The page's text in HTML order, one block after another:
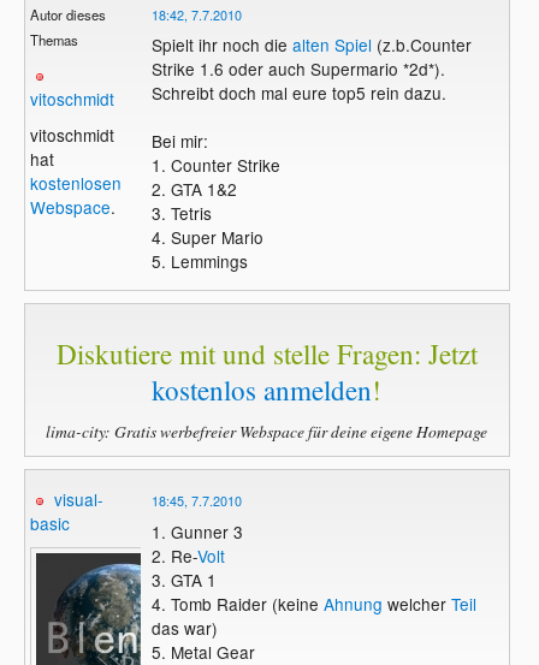
Autor dieses
Themas
vitoschmidt
vitoschmidt
hat
kostenlosen
Webspace.
18:42, 7.7.2010
Spielt ihr noch die alten Spiel (z.b.Counter
Strike 1.6 oder auch Supermario *2d*).
Schreibt doch mal eure top5 rein dazu.
Bei mir:
1. Counter Strike
2. GTA 1&2
3. Tetris
4. Super Mario
5. Lemmings
Diskutiere mit und stelle Fragen: Jetzt
kostenlos anmelden!
lima-city: Gratis werbefreier Webspace für deine eigene Homepage
visual-
basic
18:45, 7.7.2010
1. Gunner 3
2. Re-Volt
3. GTA 1
4. Tomb Raider (keine Ahnung welcher Teil
das war)
5. Metal Gear